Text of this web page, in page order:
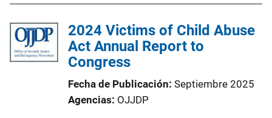
2024 Victims of Child Abuse
Act Annual Report to
Congress
Fecha de Publicación Septiembre 2025
Agencias OJJDP